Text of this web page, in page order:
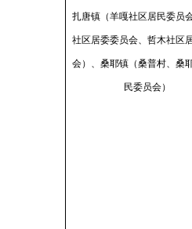
扎唐镇（羊嘎社区居民委员
社区居委委员会、哲木社区
会）、桑耶镇（桑普村、桑
民委员会）